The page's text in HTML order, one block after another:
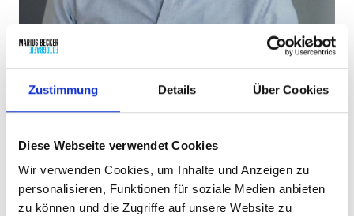
Zustimmung Details Über Cookies
Diese Webseite verwendet Cookies
Wir verwenden Cookies, um Inhalte und Anzeigen zu
personalisieren, Funktionen für soziale Medien anbieten
zu können und die Zugriffe auf unsere Website zu